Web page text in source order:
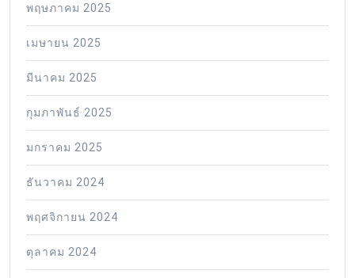
พฤษภาคม 2025
เมษายน 2025
มีนาคม 2025
กุมภาพันธ์ 2025
มกราคม 2025
ธันวาคม 2024
พฤศจิกายน 2024
ตุลาคม 2024